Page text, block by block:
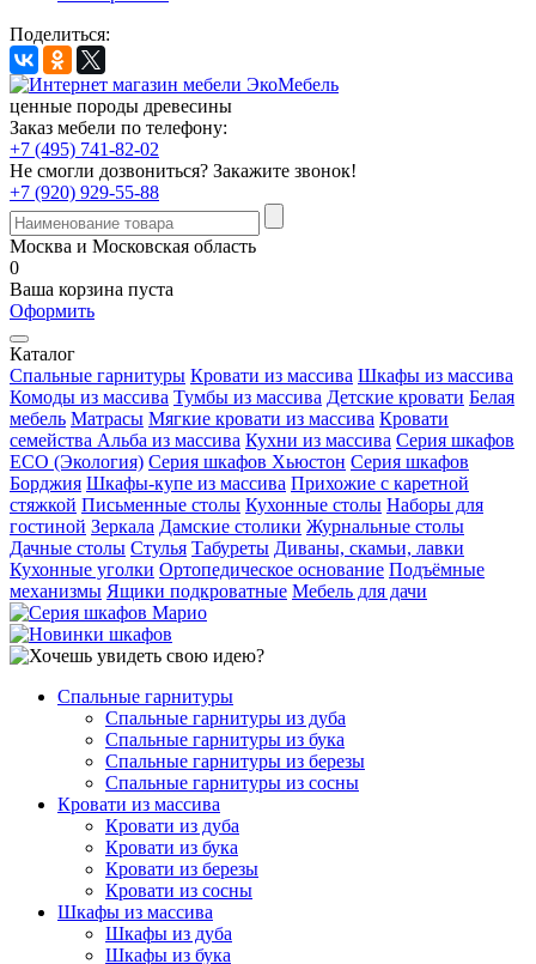
Поделиться:
ценные породы древесины
Заказ мебели по телефону:
+7 (495) 741-82-02
Не смогли дозвониться? Закажите звонок!
+7 (920) 929-55-88
Москва и Московская область
0
Ваша корзина пуста
Оформить
Каталог
Спальные гарнитуры Кровати из массива Шкафы из массива
Комоды из массива Тумбы из массива Детские кровати Белая
мебель Матрасы Мягкие кровати из массива Кровати
семейства Альба из массива Кухни из массива Серия шкафов
ECO (Экология) Серия шкафов Хьюстон Серия шкафов
Борджия Шкафы-купе из массива Прихожие с каретной
стяжкой Письменные столы Кухонные столы Наборы для
гостиной Зеркала Дамские столики Журнальные столы
Дачные столы Стулья Табуреты Диваны, скамьи, лавки
Кухонные уголки Ортопедическое основание Подъёмные
механизмы Ящики подкроватные Мебель для дачи
Спальные гарнитуры
Спальные гарнитуры из дуба
Спальные гарнитуры из бука
Спальные гарнитуры из березы
Спальные гарнитуры из сосны
Кровати из массива
Кровати из дуба
Кровати из бука
Кровати из березы
Кровати из сосны
Шкафы из массива
Шкафы из дуба
Шкафы из бука